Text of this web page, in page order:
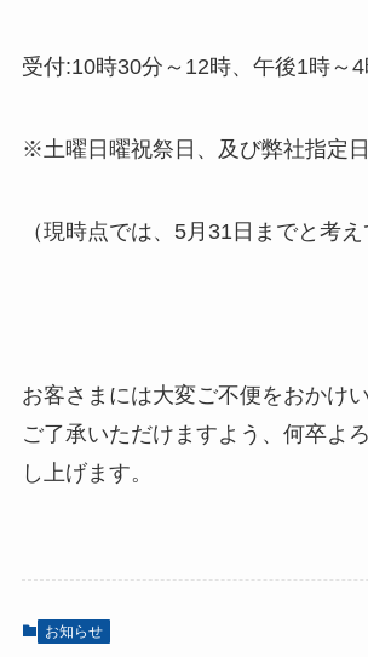
受付:10時30分～12時、午後1時～
※土曜日曜祝祭日、及び弊社指定
（現時点では、5月31日までと考
お客さまには大変ご不便をおかけ
ご了承いただけますよう、何卒よ
し上げます。
お知らせ